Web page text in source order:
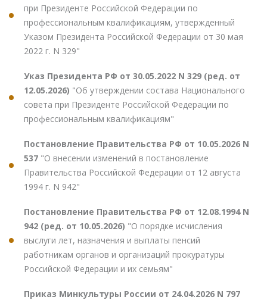
при Президенте Российской Федерации по
профессиональным квалификациям, утвержденный
Указом Президента Российской Федерации от 30 мая
2022 г. N 329"
Указ Президента РФ от 30.05.2022 N 329 (ред. от
12.05.2026) "Об утверждении состава Национального
совета при Президенте Российской Федерации по
профессиональным квалификациям"
Постановление Правительства РФ от 10.05.2026 N
537 "О внесении изменений в постановление
Правительства Российской Федерации от 12 августа
1994 г. N 942"
Постановление Правительства РФ от 12.08.1994 N
942 (ред. от 10.05.2026) "О порядке исчисления
выслуги лет, назначения и выплаты пенсий
работникам органов и организаций прокуратуры
Российской Федерации и их семьям"
Приказ Минкультуры России от 24.04.2026 N 797